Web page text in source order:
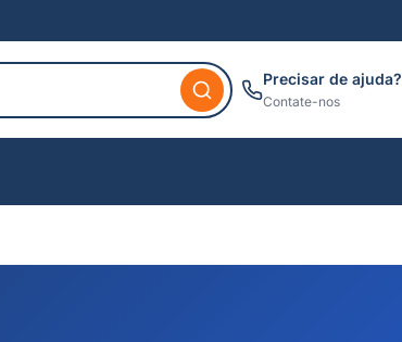
Precisar de ajuda?
Contate-nos